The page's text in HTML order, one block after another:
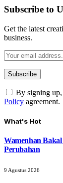
Subscribe to
Get the latest
business.
By signing up,
Policy agreement.
What's Hot
Wamenhan
Perubahan
9 Agustus 2026